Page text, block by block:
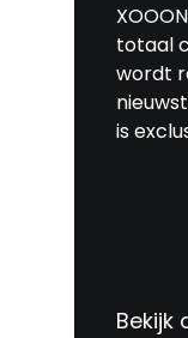
totaal
wordt
is
Bekijk